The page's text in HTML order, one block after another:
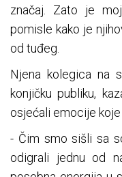
značaj. Zato je
pomisle kako je
od tuđeg.
Njena kolegica na
konjičku publiku,
osjećali emocije
- Čim smo sišli sa
odigrali jednu od